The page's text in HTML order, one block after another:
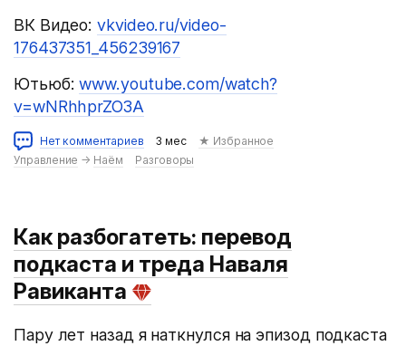
ВК Видео:vkvideo.ru/video-
176437351_456239167
Ютьюб:www.youtube.com/watch?
v=wNRhhprZO3A
Нет комментариев 3 мес
★ Избранное
Управление → Наём Разговоры
Как разбогатеть: перевод
подкаста и треда Наваля
Равиканта
Пару лет назад я наткнулся на эпизод подкаста